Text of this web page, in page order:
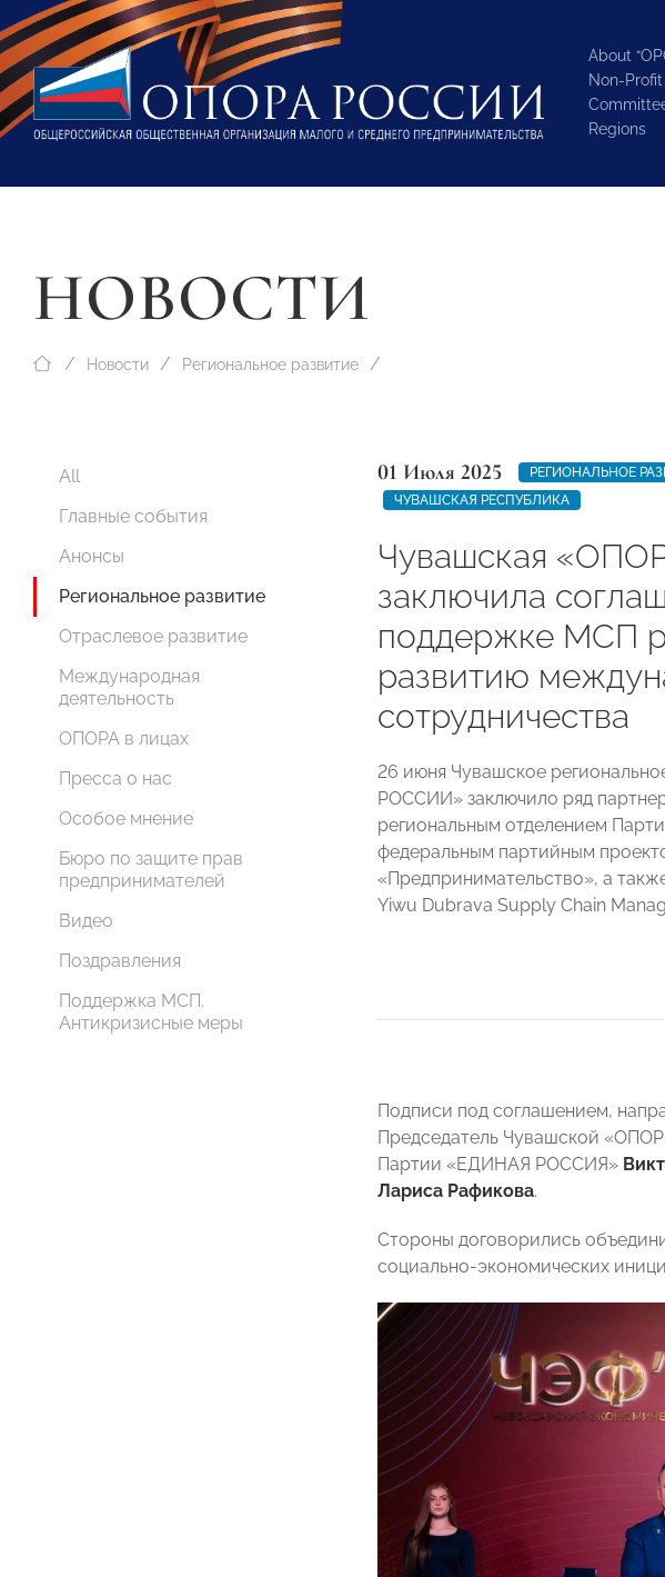
About
Non-Profit
Regions
НОВОСТИ
Новости Региональное развитие
All
Главные события
Анонсы
Региональное развитие
Отраслевое развитие
Международная
деятельность
ОПОРА в лицах
Пресса о нас
Особое мнение
Бюро по защите прав
предпринимателей
Видео
Поздравления
Поддержка МСП.
Антикризисные меры
01 Июля 2025
РЕГИОНАЛЬНОЕ
ЧУВАШСКАЯ РЕСПУБЛИКА
Чувашская
заключила
поддержке МСП
развитию
сотрудничества
26 июня Чувашское
РОССИИ» заключило ряд
региональным отделением
федеральным партийным
«Предпринимательство», а
Yiwu Dubrava Supply Chain
Подписи под соглашением,
Председатель Чувашской
Партии «ЕДИНАЯ РОССИЯ»
Лариса Рафикова.
Стороны договорились
социально-экономических